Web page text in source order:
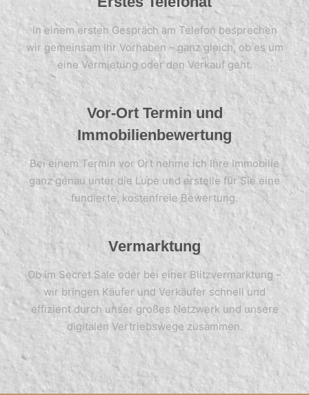
In einem ersten Gespräch am Telefon besprechen
wir gemeinsam Ihr Vorhaben – ganz gleich, ob es um
eine Vermietung oder den Verkauf geht.
Vor-Ort Termin und
Immobilienbewertung
Bei einem Termin vor Ort nehme ich Ihre Immobilie
ganz genau unter die Lupe und erstelle für Sie eine
fundierte, kostenfreie Bewertung.
Vermarktung
Ob im Secret Sale oder bei einer Blitzvermarktung –
wir bringen Käufer und Verkäufer schnell und
effizient durch unser großes Netzwerk und unsere
digitalen Vertriebswege zusammen.